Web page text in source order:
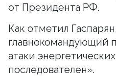
от Президента РФ.
Как отметил
главнокомандующий
атаки
последователен».